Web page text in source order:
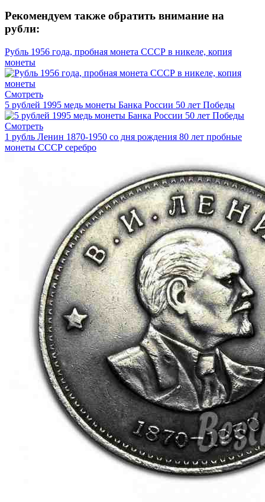
Рекомендуем также обратить внимание на
рубли:
Рубль 1956 года, пробная монета СССР в никеле, копия
монеты
Смотреть
5 рублей 1995 медь монеты Банка России 50 лет Победы
Смотреть
1 рубль Ленин 1870-1950 со дня рождения 80 лет пробные
монеты СССР серебро